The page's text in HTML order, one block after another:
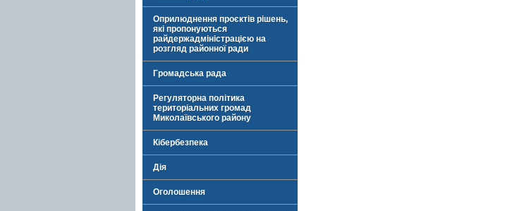
Оприлюднення проєктів рішень,
які пропонуються
райдержадміністрацією на
розгляд районної ради
Громадська рада
Регуляторна політика
територіальних громад
Миколаївського району
Кібербезпека
Дія
Оголошення